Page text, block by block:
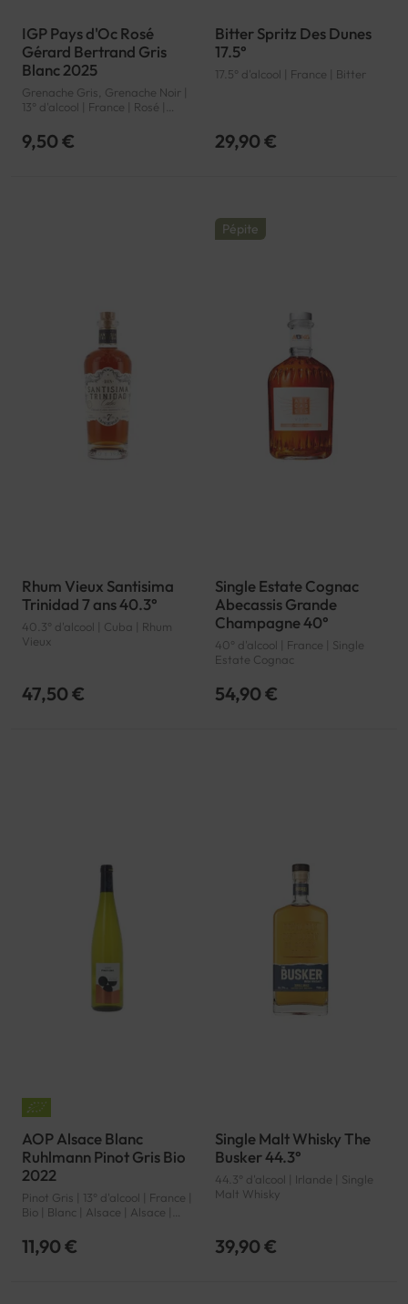
IGP Pays d'Oc Rosé
Gérard Bertrand Gris
Blanc 2025
Grenache Gris, Grenache Noir |
13° d'alcool | France | Rosé |
d'Oc | IGP
9,50 €
Bitter Spritz Des Dunes
17.5°
17.5° d'alcool | France | Bitter
29,90 €
Rhum Vieux Santisima
Trinidad 7 ans 40.3°
40.3° d'alcool | Cuba | Rhum
Vieux
47,50 €
Pépite
Single Estate Cognac
Abecassis Grande
Champagne 40°
40° d'alcool | France | Single
Estate Cognac
54,90 €
AOP Alsace Blanc
Ruhlmann Pinot Gris Bio
2022
Pinot Gris | 13° d'alcool | France |
Bio | Blanc | Alsace | Alsace |
11,90 €
Single Malt Whisky The
Busker 44.3°
44.3° d'alcool | Irlande | Single
Malt Whisky
39,90 €